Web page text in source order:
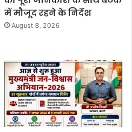
में मौजूद रहने के निर्देश
August 8, 2026